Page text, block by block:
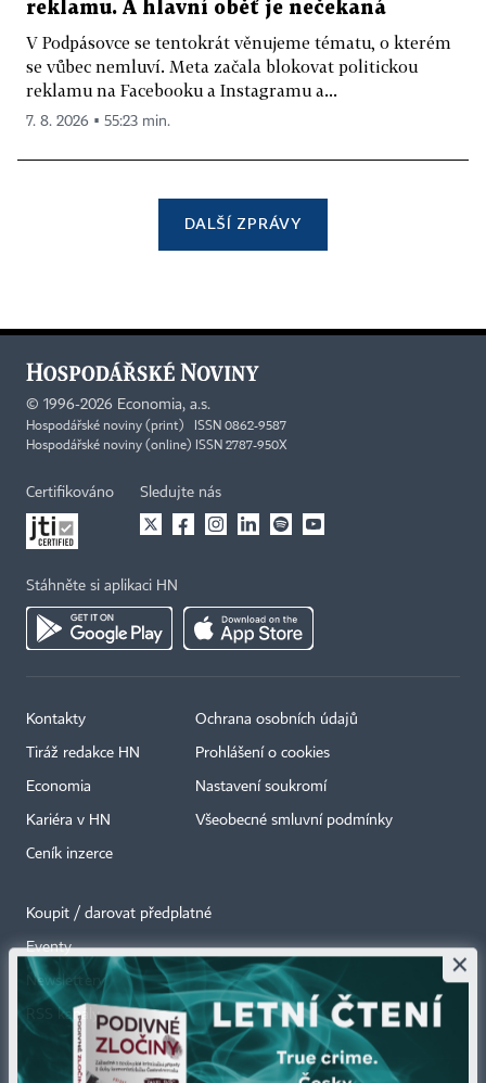
reklamu. A hlavní oběť je nečekaná
V Podpásovce se tentokrát věnujeme tématu, o kterém
se vůbec nemluví. Meta začala blokovat politickou
reklamu na Facebooku a Instagramu a...
7. 8. 2026 ▪ 55:23 min.
DALŠÍ ZPRÁVY
© 1996-2026 Economia, a.s.
Hospodářské noviny (print) ISSN 0862-9587
Hospodářské noviny (online) ISSN 2787-950X
Certifikováno Sledujte nás
Stáhněte si aplikaci HN
Kontakty
Tiráž redakce HN
Economia
Kariéra v HN
Ceník inzerce
Ochrana osobních údajů
Prohlášení o cookies
Nastavení soukromí
Všeobecné smluvní podmínky
Koupit / darovat předplatné
Eventy
Newslettery
RSS kanály
×